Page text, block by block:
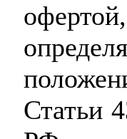
офертой,
Статьи